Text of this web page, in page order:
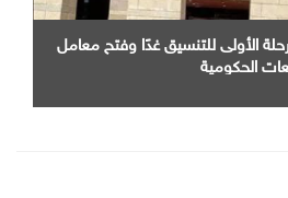
الأولى للتنسيق غدًا وفتح معامل
الحكومية